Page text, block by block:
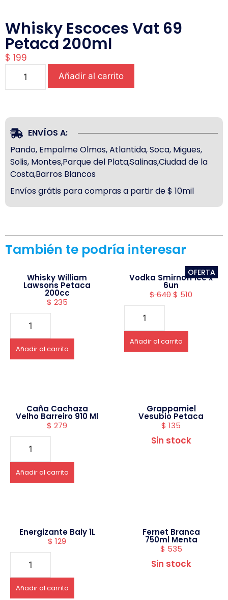
Whisky Escoces Vat 69
Petaca 200ml
$ 199
Añadir al carrito
ENVÍOS A:
Pando, Empalme Olmos, Atlantida, Soca, Migues,
Solis, Montes,Parque del Plata,Salinas,Ciudad de la
Costa,Barros Blancos
Envíos grátis para compras a partir de $ 10mil
También te podría interesar
Whisky William
Lawsons Petaca
200cc
$ 235
Añadir al carrito
OFERTA
Vodka Smirnoff ice x
6un
$640$ 510
Añadir al carrito
Caña Cachaza
Velho Barreiro 910 Ml
$ 279
Añadir al carrito
Grappamiel
Vesubio Petaca
$ 135
Sin stock
Energizante Baly 1L
$ 129
Añadir al carrito
Fernet Branca
750ml Menta
$ 535
Sin stock